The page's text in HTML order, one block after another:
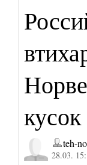
teh-
28.03.